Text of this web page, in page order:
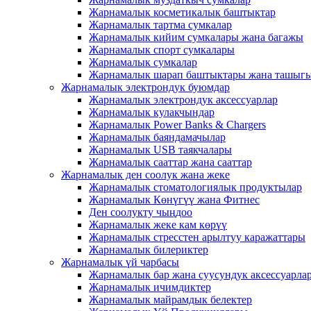
Жарнамалык косметикалык баштыктар
Жарнамалык тартма сумкалар
Жарнамалык кийим сумкалары жана багажы
Жарнамалык спорт сумкалары
Жарнамалык сумкалар
Жарнамалык шарап баштыктары жана
Жарнамалык электрондук буюмдар
Жарнамалык электрондук аксессуарлар
Жарнамалык кулакчындар
Жарнамалык Power Banks & Chargers
Жарнамалык баяндамачылар
Жарнамалык USB таякчалары
Жарнамалык сааттар жана сааттар
Жарнамалык ден соолук жана жеке
Жарнамалык стоматологиялык продуктылар
Жарнамалык Көнүгүү жана Фитнес
Ден соолукту чыңдоо
Жарнамалык жеке кам көрүү
Жарнамалык стресстен арылтуу каражаттары
Жарнамалык билериктер
Жарнамалык үй чарбасы
Жарнамалык бар жана суусундук
Жарнамалык ичимдиктер
Жарнамалык майрамдык белектер